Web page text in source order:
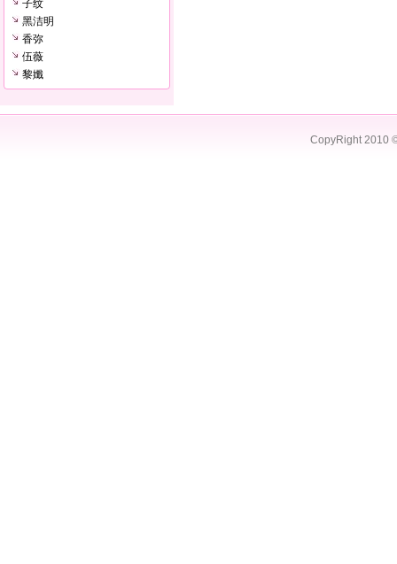
子纹
黑洁明
香弥
伍薇
黎孅
CopyRight 2010